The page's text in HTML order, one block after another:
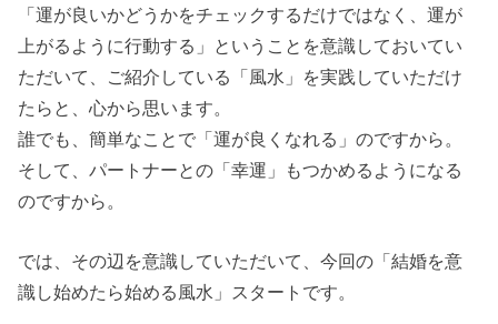
「運が良いかどうかをチェックするだけではなく、運が
上がるように行動する」ということを意識しておいてい
ただいて、ご紹介している「風水」を実践していただけ
たらと、心から思います。
誰でも、簡単なことで「運が良くなれる」のですから。
そして、パートナーとの「幸運」もつかめるようになる
のですから。
では、その辺を意識していただいて、今回の「結婚を意
識し始めたら始める風水」スタートです。